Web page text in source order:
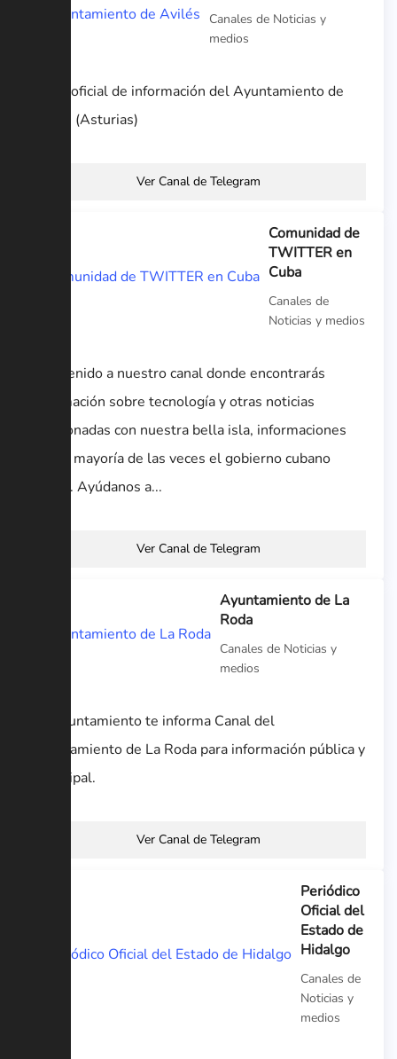
Canales de Noticias y
medios
Canal oficial de información del Ayuntamiento de
Avilés (Asturias)
Ver Canal de Telegram
Comunidad de
TWITTER en
Cuba
Canales de
Noticias y medios
Bienvenido a nuestro canal donde encontrarás
información sobre tecnología y otras noticias
relacionadas con nuestra bella isla, informaciones
que la mayoría de las veces el gobierno cubano
oculta. Ayúdanos a...
Ver Canal de Telegram
Ayuntamiento de La
Roda
Canales de Noticias y
medios
Tu Ayuntamiento te informa Canal del
Ayuntamiento de La Roda para información pública y
municipal.
Ver Canal de Telegram
Periódico
Oficial del
Estado de
Hidalgo
Canales de
Noticias y
medios